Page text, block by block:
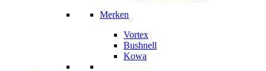
Merken
Vortex
Bushnell
Kowa